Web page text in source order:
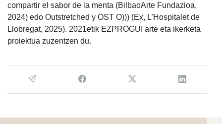
compartir el sabor de la menta (BilbaoArte Fundazioa,
2024) edo Outstretched y OST O))) (Ex, L'Hospitalet de
Llobregat, 2025). 2021etik EZPROGUI arte eta ikerketa
proiektua zuzentzen du.